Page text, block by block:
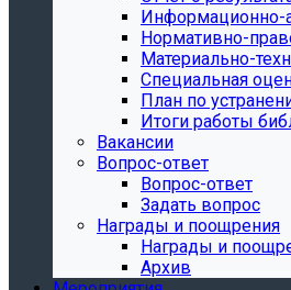
Информационно-
Нормативно-
Материально-
Специальная
План по
Итоги работы
Вакансии
Вопрос-ответ
Вопрос-ответ
Задать вопрос
Награды и поощрения
Награды и
Архив